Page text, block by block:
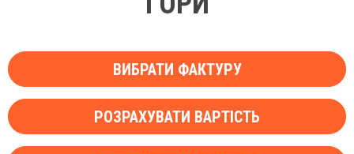
ВИБРАТИ ФАКТУРУ
РОЗРАХУВАТИ ВАРТІСТЬ